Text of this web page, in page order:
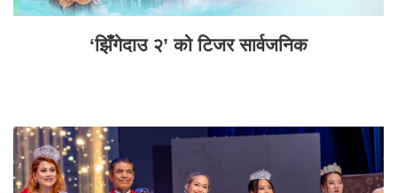
‘झिँगेदाउ २’ को टिजर सार्वजनिक